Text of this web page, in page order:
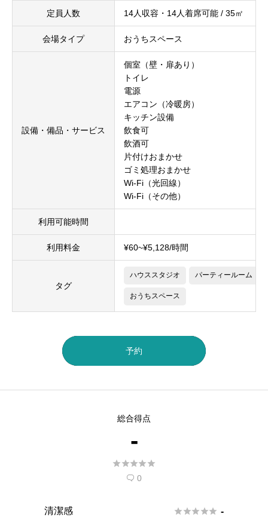
定員人数 14人収容・14人着席可能 / 35㎡
会場タイプ おうちスペース
設備・備品・サービス
個室（壁・扉あり）
トイレ
電源
エアコン（冷暖房）
キッチン設備
飲食可
飲酒可
片付けおまかせ
ゴミ処理おまかせ
Wi-Fi（光回線）
Wi-Fi（その他）
利用可能時間
利用料金 ¥60~¥5,128/時間
タグ
ハウススタジオ パーティールーム
おうちスペース
予約
総合得点
-

 0
清潔感  -